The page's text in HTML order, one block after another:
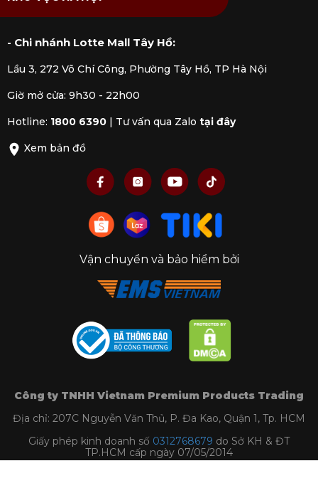
- Chi nhánh Lotte Mall Tây Hồ:
Lầu 3, 272 Võ Chí Công, Phường Tây Hồ, TP Hà Nội
Giờ mở cửa: 9h30 - 22h00
Hotline: 1800 6390 Tư vấn qua Zalo tại đây
Xem bản đồ
Vận chuyển và bảo hiểm bởi
Công ty TNHH Vietnam Premium Products Trading
Địa chỉ: 207C Nguyễn Văn Thủ, P. Đa Kao, Quận 1, Tp. HCM
Giấy phép kinh doanh số 0312768679 do Sở KH & ĐT
TP.HCM cấp ngày 07/05/2014